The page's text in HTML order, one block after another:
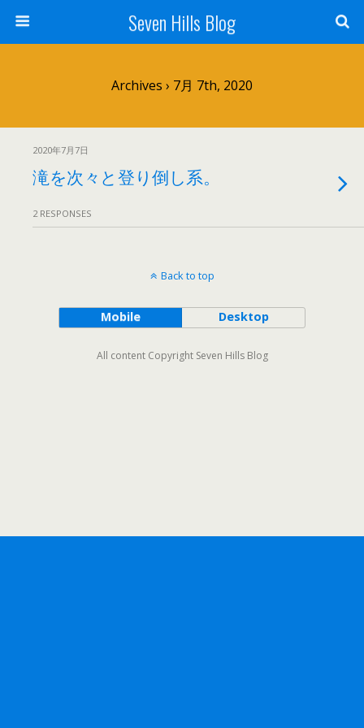
Seven Hills Blog
Archives › 7月 7th, 2020
2020年7月7日
滝を次々と登り倒し系。
2 RESPONSES
Back to top
Mobile Desktop
All content Copyright Seven Hills Blog